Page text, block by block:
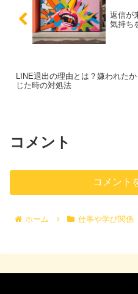
返信が
気持ち
LINE退出の理由とは？嫌われた
じた時の対処法
コメント
コメント
ホーム 仕事や学び関係